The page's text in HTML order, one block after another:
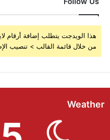
هذا الويدجت يتطلب إضافة أرقام
من خلال قائمة القالب > تنصيب
Weather